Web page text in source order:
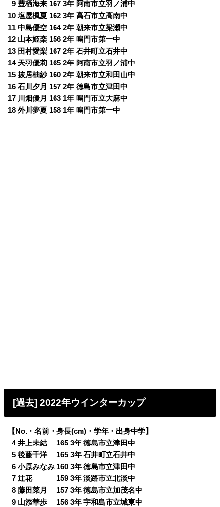
09 豊栖海来 167 3年 阿南市立羽ノ浦中
10 塩屋楓夏 162 3年 高石市立高南中
11 中島優空 164 2年 朝来市立梁瀬中
12 山本姫楽 156 2年 鳴門市第一中
13 田村愛梨 167 2年 石井町立石井中
14 天羽優莉 165 2年 阿南市立羽ノ浦中
15 抜居柚紗 160 2年 朝来市立和田山中
16 石川夕月 157 2年 徳島市立津田中
17 川畑優月 163 1年 鳴門市立大麻中
18 外川夢夏 158 1年 鳴門市第一中
[過去] 2022年ウインターカップ
【No.・名前・身長(cm)・学年・出身中学】
04 井上未結 165 3年 徳島市立津田中
05 後藤千洋 165 3年 石井町立石井中
06 小原みなみ 160 3年 徳島市立津田中
07 辻花 159 3年 淡路市立北淡中
08 藤田菜月 157 3年 徳島市立加茂名中
09 山添華歩 156 3年 宇和島市立城東中